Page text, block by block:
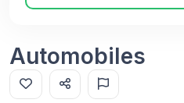
Automobiles